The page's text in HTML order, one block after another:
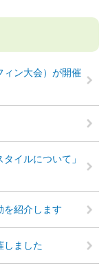
ィン大会）が開催
イルについて」
を紹介します
しました